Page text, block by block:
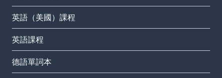
英語（美國）課程
英語課程
德語單詞本